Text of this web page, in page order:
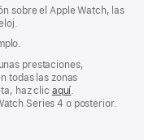
sobre el Apple Watch, las
prestaciones,
todas las zonas
haz clic aquí
Series 4 o posterior.